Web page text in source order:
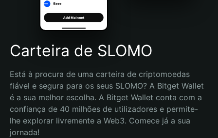
Português (Brasil)
Español (Argentina)
Carteira de SLOMO
Está à procura de uma carteira de criptomoedas
fiável e segura para os seus SLOMO? A Bitget Wallet
é a sua melhor escolha. A Bitget Wallet conta com a
confiança de 40 milhões de utilizadores e permite-
lhe explorar livremente a Web3. Comece já a sua
jornada!